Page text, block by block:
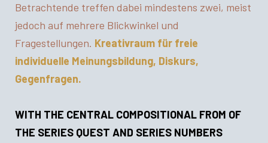
Betrachtende treffen dabei mindestens zwei, meist
jedoch auf mehrere Blickwinkel und
Fragestellungen. Kreativraum für freie
individuelle Meinungsbildung, Diskurs,
Gegenfragen.
WITH THE CENTRAL COMPOSITIONAL FROM OF
THE SERIES QUEST AND SERIES NUMBERS